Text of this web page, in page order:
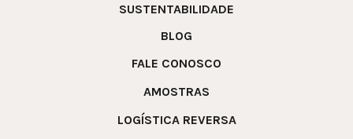
SUSTENTABILIDADE
BLOG
FALE CONOSCO
AMOSTRAS
LOGÍSTICA REVERSA